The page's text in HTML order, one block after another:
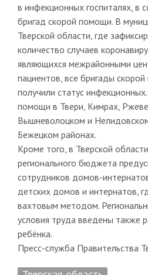
в инфекционных госпиталях, в
бригад скорой помощи. В
Тверской области, где
количество случаев
являющихся межрайонными
пациентов, все бригады
получили статус
помощи в Твери, Кимрах,
Вышневолоцком и Нелидовском
Бежецком районах.
Кроме того, в Тверской
регионального бюджета
сотрудников домов-
детских домов и интернатов,
вахтовым методом.
условия труда введены также
ребёнка.
Пресс-служба Правительства